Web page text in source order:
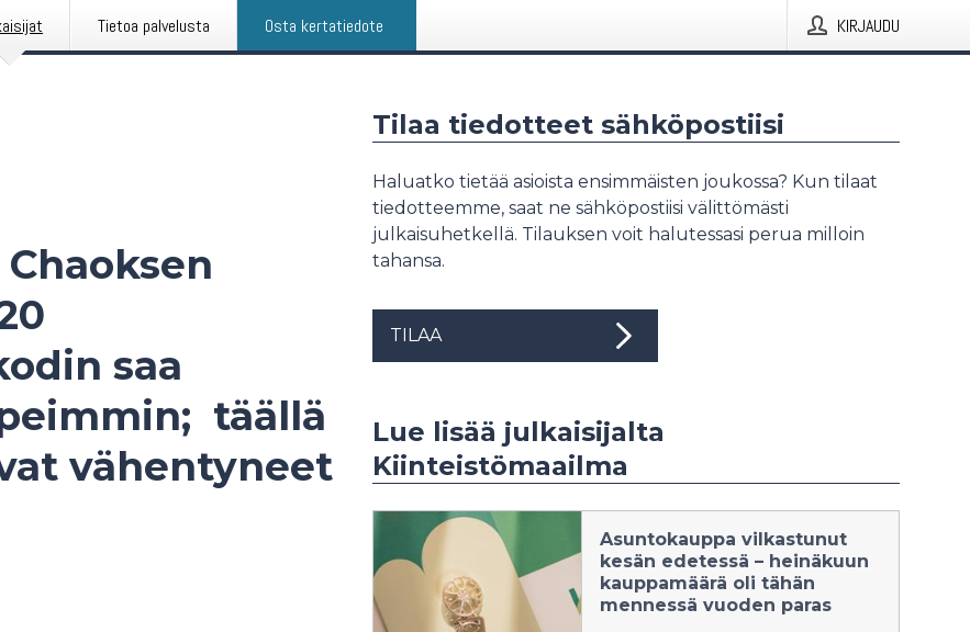
Tietoa palvelusta Osta kertatiedote KIRJAUDU
saa
täällä
vähentyneet
Tilaa tiedotteet sähköpostiisi
Haluatko tietää asioista ensimmäisten joukossa? Kun tilaat
tiedotteemme, saat ne sähköpostiisi välittömästi
julkaisuhetkellä. Tilauksen voit halutessasi perua milloin
tahansa.
TILAA
Lue lisää julkaisijalta
Kiinteistömaailma
Asuntokauppa vilkastunut
kesän edetessä – heinäkuun
kauppamäärä oli tähän
mennessä vuoden paras